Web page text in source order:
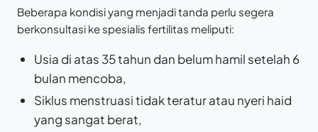
Beberapa kondisi yang menjadi tanda perlu segera
berkonsultasi ke spesialis fertilitas meliputi:
Usia di atas 35 tahun dan belum hamil setelah 6
bulan mencoba,
Siklus menstruasi tidak teratur atau nyeri haid
yang sangat berat,